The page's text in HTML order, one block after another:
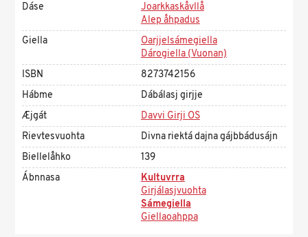
Dáse
Joarkkaskåvllå
Alep åhpadus
Giella
Oarjjelsámegiella
Dárogiella (Vuonan)
ISBN
8273742156
Hábme
Dábálasj girjje
Æjgát
Davvi Girji OS
Rievtesvuohta
Divna riektá dajna gájbbádusájn
Biellelåhko
139
Ábnnasa
Kultuvrra
Girjálasjvuohta
Sámegiella
Giellaoahppa